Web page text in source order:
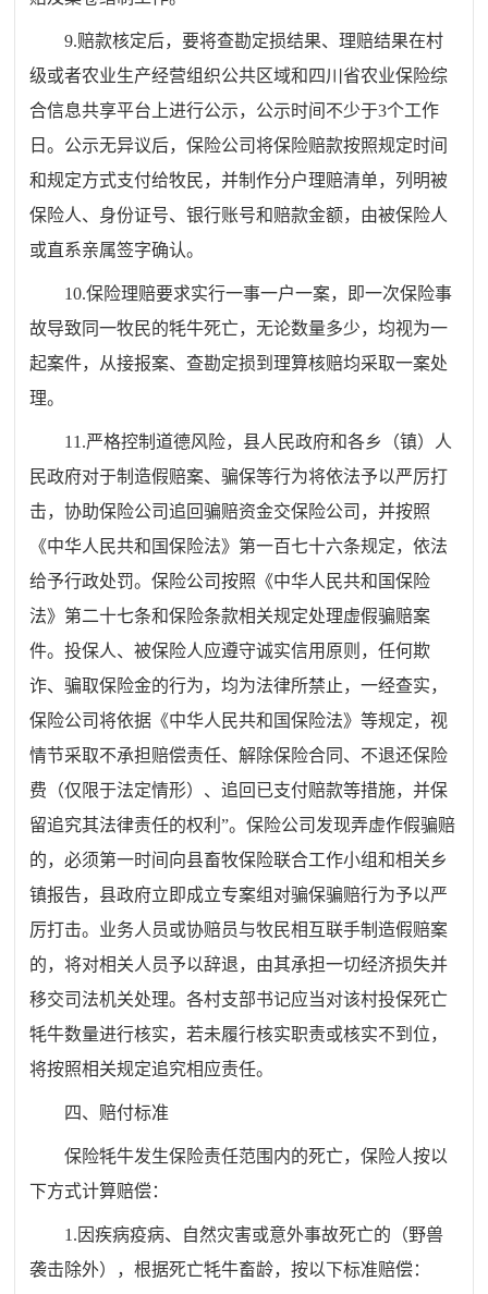
9.赔款核定后，要将查勘定损结果、理赔结果在村
级或者农业生产经营组织公共区域和四川省农业保险综
合信息共享平台上进行公示，公示时间不少于3个工作
日。公示无异议后，保险公司将保险赔款按照规定时间
和规定方式支付给牧民，并制作分户理赔清单，列明被
保险人、身份证号、银行账号和赔款金额，由被保险人
或直系亲属签字确认。
10.保险理赔要求实行一事一户一案，即一次保险事
故导致同一牧民的牦牛死亡，无论数量多少，均视为一
起案件，从接报案、查勘定损到理算核赔均采取一案处
理。
11.严格控制道德风险，县人民政府和各乡（镇）人
民政府对于制造假赔案、骗保等行为将依法予以严厉打
击，协助保险公司追回骗赔资金交保险公司，并按照
《中华人民共和国保险法》第一百七十六条规定，依法
给予行政处罚。保险公司按照《中华人民共和国保险
法》第二十七条和保险条款相关规定处理虚假骗赔案
件。投保人、被保险人应遵守诚实信用原则，任何欺
诈、骗取保险金的行为，均为法律所禁止，一经查实，
保险公司将依据《中华人民共和国保险法》等规定，视
情节采取不承担赔偿责任、解除保险合同、不退还保险
费（仅限于法定情形）、追回已支付赔款等措施，并保
留追究其法律责任的权利”。保险公司发现弄虚作假骗赔
的，必须第一时间向县畜牧保险联合工作小组和相关乡
镇报告，县政府立即成立专案组对骗保骗赔行为予以严
厉打击。业务人员或协赔员与牧民相互联手制造假赔案
的，将对相关人员予以辞退，由其承担一切经济损失并
移交司法机关处理。各村支部书记应当对该村投保死亡
牦牛数量进行核实，若未履行核实职责或核实不到位，
将按照相关规定追究相应责任。
四、赔付标准
保险牦牛发生保险责任范围内的死亡，保险人按以
下方式计算赔偿：
1.因疾病疫病、自然灾害或意外事故死亡的（野兽
袭击除外），根据死亡牦牛畜龄，按以下标准赔偿：